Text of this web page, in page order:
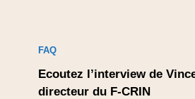
FAQ
Ecoutez l’interview de
directeur du F-CRIN